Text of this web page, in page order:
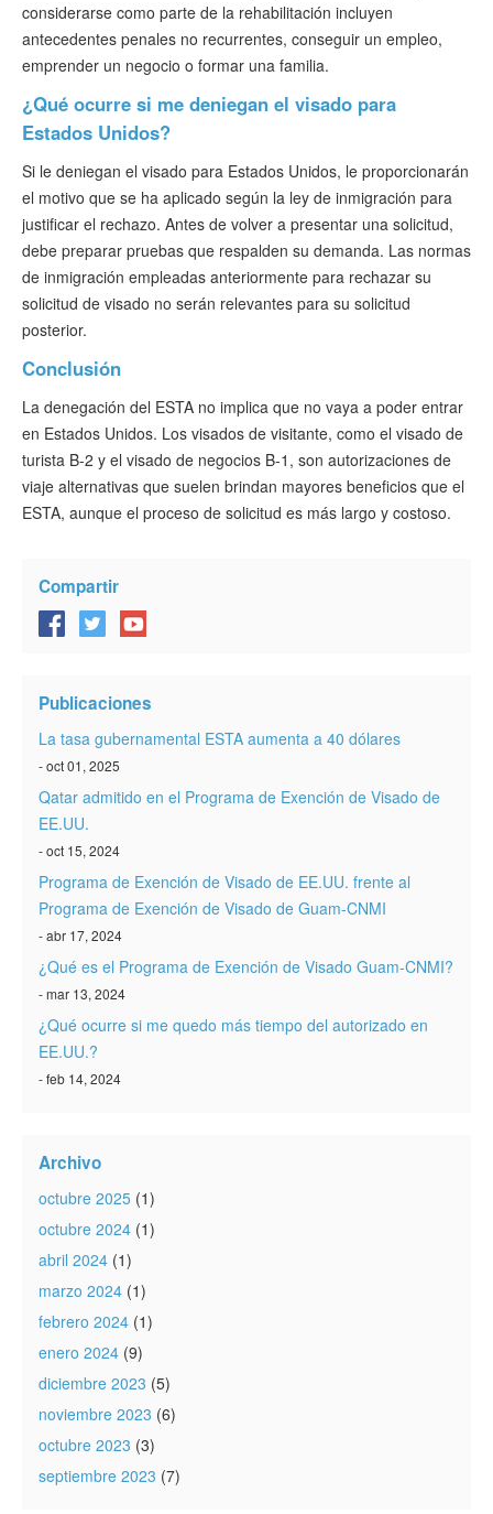
considerarse como parte de la rehabilitación incluyen
antecedentes penales no recurrentes, conseguir un empleo,
emprender un negocio o formar una familia.
¿Qué ocurre si me deniegan el visado para
Estados Unidos?
Si le deniegan el visado para Estados Unidos, le proporcionarán
el motivo que se ha aplicado según la ley de inmigración para
justificar el rechazo. Antes de volver a presentar una solicitud,
debe preparar pruebas que respalden su demanda. Las normas
de inmigración empleadas anteriormente para rechazar su
solicitud de visado no serán relevantes para su solicitud
posterior.
Conclusión
La denegación del ESTA no implica que no vaya a poder entrar
en Estados Unidos. Los visados de visitante, como el visado de
turista B-2 y el visado de negocios B-1, son autorizaciones de
viaje alternativas que suelen brindan mayores beneficios que el
ESTA, aunque el proceso de solicitud es más largo y costoso.
Compartir
Publicaciones
La tasa gubernamental ESTA aumenta a 40 dólares
- oct 01, 2025
Qatar admitido en el Programa de Exención de Visado de
EE.UU.
- oct 15, 2024
Programa de Exención de Visado de EE.UU. frente al
Programa de Exención de Visado de Guam-CNMI
- abr 17, 2024
¿Qué es el Programa de Exención de Visado Guam-CNMI?
- mar 13, 2024
¿Qué ocurre si me quedo más tiempo del autorizado en
EE.UU.?
- feb 14, 2024
Archivo
octubre 2025 (1)
octubre 2024 (1)
abril 2024 (1)
marzo 2024 (1)
febrero 2024 (1)
enero 2024 (9)
diciembre 2023 (5)
noviembre 2023 (6)
octubre 2023 (3)
septiembre 2023 (7)